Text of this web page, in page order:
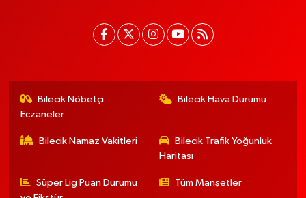
Bilecik Nöbetçi
Eczaneler
Bilecik Hava Durumu
Bilecik Namaz Vakitleri
Bilecik Trafik Yoğunluk
Haritası
Süper Lig Puan Durumu
Tüm Manşetler